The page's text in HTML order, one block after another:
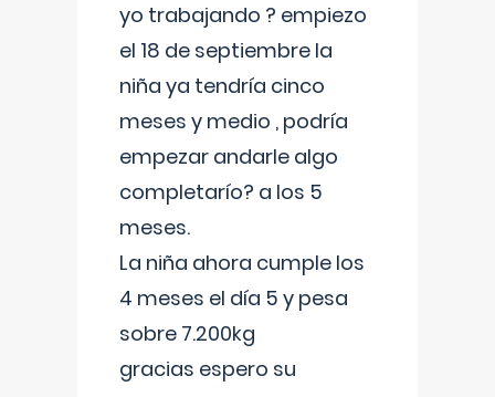
yo trabajando ? empiezo
el 18 de septiembre la
niña ya tendría cinco
meses y medio , podría
empezar andarle algo
completarío? a los 5
meses.
La niña ahora cumple los
4 meses el día 5 y pesa
sobre 7.200kg
gracias espero su